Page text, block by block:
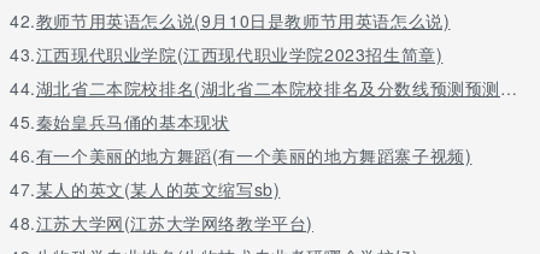
42.教师节用英语怎么说(9月10日是教师节用英语怎么说)
43.江西现代职业学院(江西现代职业学院2023招生简章)
44.湖北省二本院校排名(湖北省二本院校排名及分数线预测预测文科)
45.秦始皇兵马俑的基本现状
46.有一个美丽的地方舞蹈(有一个美丽的地方舞蹈寨子视频)
47.某人的英文(某人的英文缩写sb)
48.江苏大学网(江苏大学网络教学平台)